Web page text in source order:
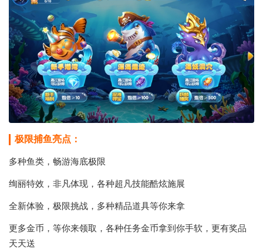
极限捕鱼亮点：
多种鱼类，畅游海底极限
绚丽特效，非凡体现，各种超凡技能酷炫施展
全新体验，极限挑战，多种精品道具等你来拿
更多金币，等你来领取，各种任务金币拿到你手软，更有奖品
天天送